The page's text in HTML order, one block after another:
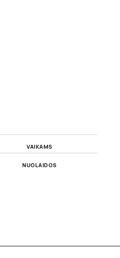
VAIKAMS
NUOLAIDOS